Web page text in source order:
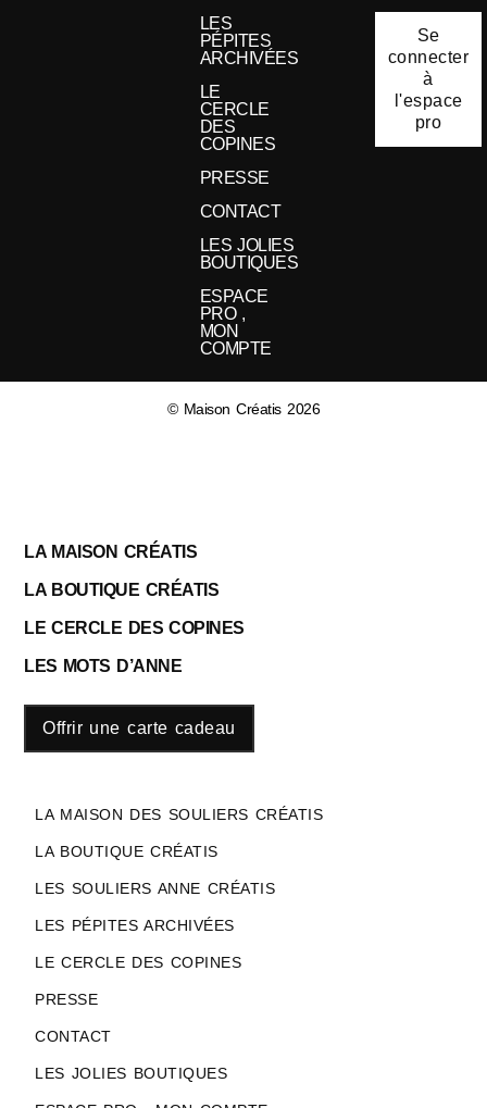
LES
PÉPITES
ARCHIVÉES
LE
CERCLE
DES
COPINES
PRESSE
CONTACT
LES JOLIES
BOUTIQUES
ESPACE
PRO ,
MON
COMPTE
Se
connecter
à
l'espace
pro
© Maison Créatis 2026
LA MAISON CRÉATIS
LA BOUTIQUE CRÉATIS
LE CERCLE DES COPINES
LES MOTS D’ANNE
Offrir une carte cadeau
LA MAISON DES SOULIERS CRÉATIS
LA BOUTIQUE CRÉATIS
LES SOULIERS ANNE CRÉATIS
LES PÉPITES ARCHIVÉES
LE CERCLE DES COPINES
PRESSE
CONTACT
LES JOLIES BOUTIQUES